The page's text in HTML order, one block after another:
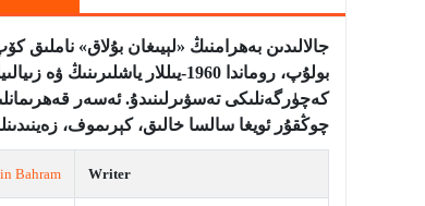
بولۇپ، روماندا 1960-يىللار
كەچۈرگەنلىكى تەسۋىرلىنىدۇ. ئەسەر
چوڭقۇر ئويغا سالسا خالىق، كېرىموف،
Writer
Bahram